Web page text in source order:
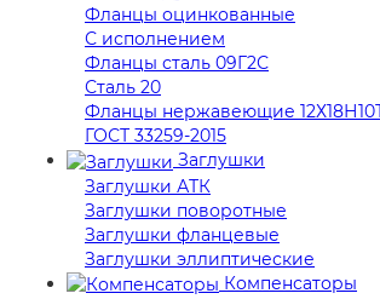
Фланцы оцинкованные
С исполнением
Фланцы сталь 09Г2С
Сталь 20
Фланцы нержавеющие
ГОСТ 33259-2015
Заглушки
Заглушки АТК
Заглушки поворотные
Заглушки фланцевые
Заглушки эллиптические
Компенсаторы